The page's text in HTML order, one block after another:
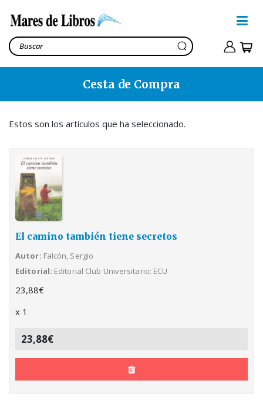
El camino también tiene
secretos
23,88€
Cesta de Compra
Estos son los artículos que ha seleccionado.
El camino también tiene secretos
Autor Falcón, Sergio
Editorial Editorial Club Universitario: ECU
23,88€
x 1
23,88€